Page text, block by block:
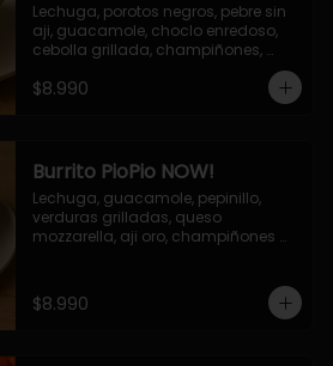
Lechuga, porotos negros, pebre sin
aji, guacamole, choclo enredoso,
cebolla grillada, champiñones,
$8.990
Burrito PioPio NOW!
Lechuga, guacamole, pepinillo,
verduras grilladas, queso
mozzarella, aji oro, champiñones
$8.990